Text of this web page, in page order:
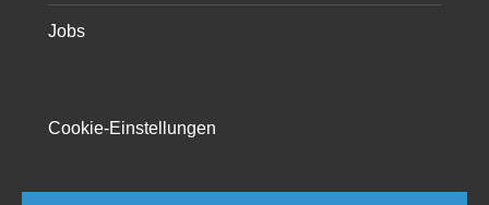
Jobs
Cookie-Einstellungen